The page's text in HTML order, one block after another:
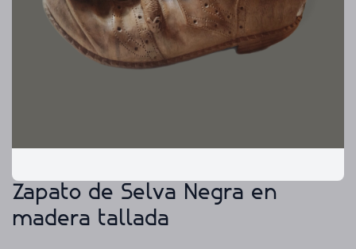
Zapato de Selva Negra en
madera tallada